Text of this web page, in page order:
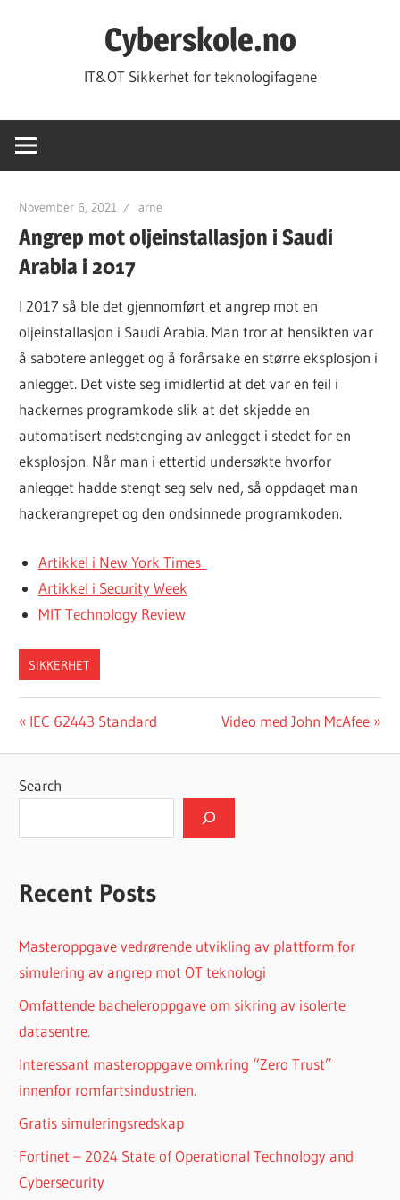
Cyberskole.no
IT&OT Sikkerhet for teknologifagene
November 6, 2021 arne
Angrep mot oljeinstallasjon i Saudi
Arabia i 2017
I 2017 så ble det gjennomført et angrep mot en
oljeinstallasjon i Saudi Arabia. Man tror at hensikten var
å sabotere anlegget og å forårsake en større eksplosjon i
anlegget. Det viste seg imidlertid at det var en feil i
hackernes programkode slik at det skjedde en
automatisert nedstenging av anlegget i stedet for en
eksplosjon. Når man i ettertid undersøkte hvorfor
anlegget hadde stengt seg selv ned, så oppdaget man
hackerangrepet og den ondsinnede programkoden.
Artikkel i New York Times
Artikkel i Security Week
MIT Technology Review
SIKKERHET
Post
navigation
Previous
IEC 62443 Standard
Next
Video med John McAfee
Search
Recent Posts
Masteroppgave vedrørende utvikling av plattform for
simulering av angrep mot OT teknologi
Omfattende bacheleroppgave om sikring av isolerte
datasentre.
Interessant masteroppgave omkring “Zero Trust”
innenfor romfartsindustrien.
Gratis simuleringsredskap
Fortinet – 2024 State of Operational Technology and
Cybersecurity